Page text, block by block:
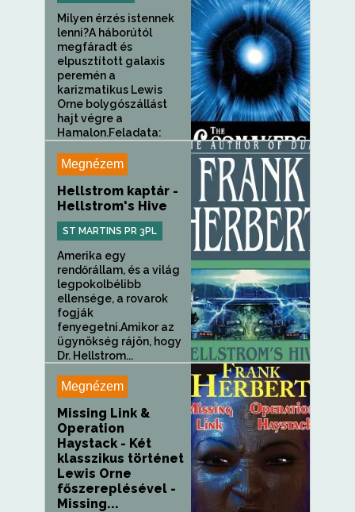
Milyen érzés istennek
lenni?A háborútól
megfáradt és
elpusztított galaxis
peremén a
karizmatikus Lewis
Orne bolygószállást
hajt végre a
Hamalon.Feladata:
Megnézem
Hellstrom kaptár -
Hellstrom's Hive
ST MARTINS PR 3PL
Amerika egy
rendőrállam, és a világ
legpokolbélibb
ellensége, a rovarok
fogják
fenyegetni.Amikor az
ügynökség rájön, hogy
Dr. Hellstrom...
Megnézem
Missing Link &
Operation
Haystack - Két
klasszikus történet
Lewis Orne
főszereplésével -
Missing...